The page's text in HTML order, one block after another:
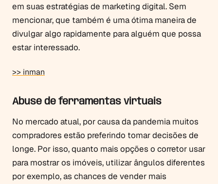
em suas estratégias de marketing digital. Sem
mencionar, que também é uma ótima maneira de
divulgar algo rapidamente para alguém que possa
estar interessado.
>> inman
Abuse de ferramentas virtuais
No mercado atual, por causa da pandemia muitos
compradores estão preferindo tomar decisões de
longe. Por isso, quanto mais opções o corretor usar
para mostrar os imóveis, utilizar ângulos diferentes
por exemplo, as chances de vender mais